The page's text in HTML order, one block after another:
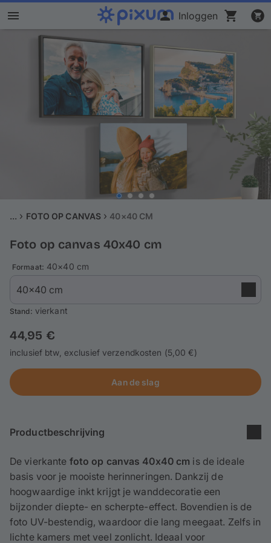
Inloggen
Fotoboek maken
Foto's afdrukken
Posters & wanddecoratie
Kaarten
Fotopuzzels
Thema's
Service
Aanmelden / Registreren
Foto op canvas 40x40 cm
Formaat: 40×40 cm
Stand: vierkant
44,95 €
inclusief btw, exclusief verzendkosten (5,00 €)
Aan de slag
... FOTO OP CANVAS 40×40 CM
Productbeschrijving
De vierkante foto op canvas 40x40 cm is de ideale
basis voor je mooiste herinneringen. Dankzij de
hoogwaardige inkt krijgt je wanddecoratie een
bijzonder diepte- en scherpte-effect. Bovendien is de
foto UV-bestendig, waardoor die lang meegaat. Zelfs in
lichte kamers met veel zonlicht. Ideaal voor